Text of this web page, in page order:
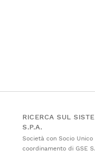
RICERCA SUL
S.P.A.
Società con Socio
coordinamento di GSE